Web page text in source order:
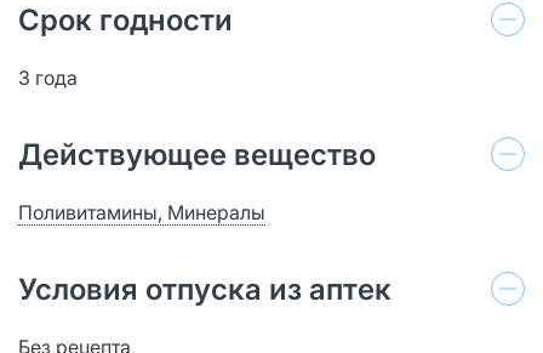
Срок годности
3 года
Действующее вещество
Поливитамины, Минералы
Условия отпуска из аптек
Без рецепта